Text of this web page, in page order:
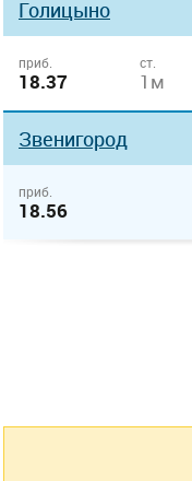
Голицыно
приб.
18.37
ст.
1м
Звенигород
приб.
18.56